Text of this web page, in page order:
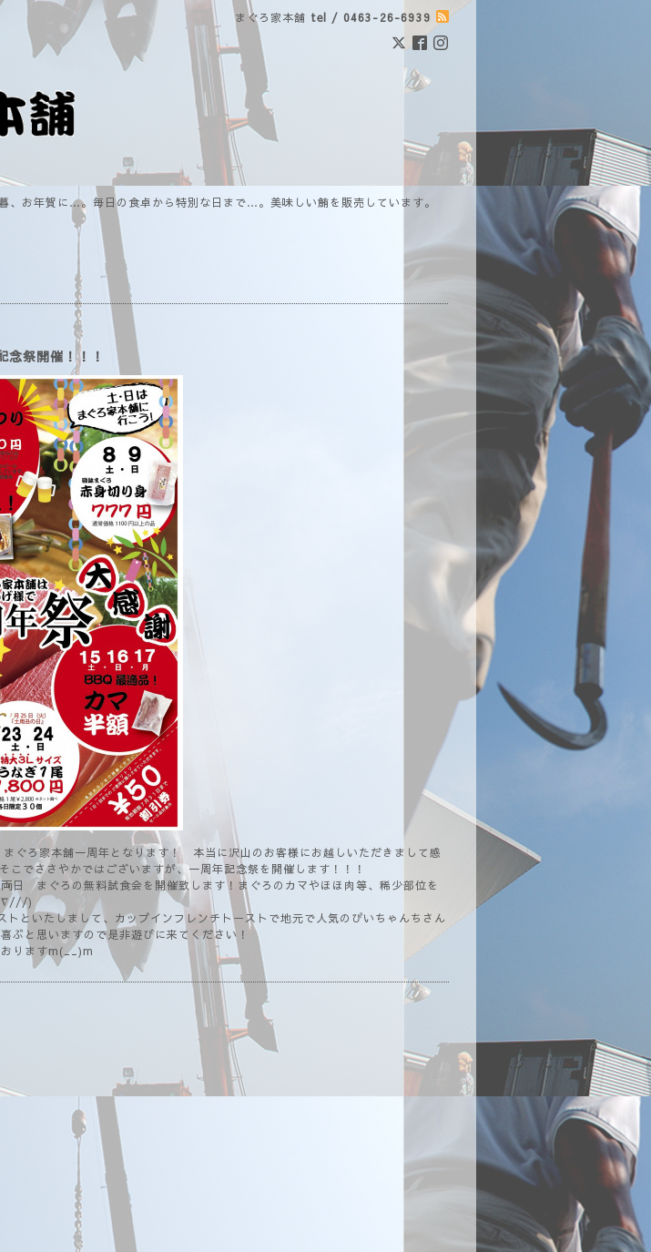
まぐろ家本舗 tel / 0463-26-6939
、お年賀に…。毎日の食卓から特別な日まで…。美味しい鮪を販売しています。
念祭開催！！！
ぐろ家本舗一周年となります！ 本当に沢山のお客様にお越しいただきまして感
でささやかではございますが、一周年記念祭を開催します！！！
日 まぐろの無料試食会を開催致します！まぐろのカマやほほ肉等、稀少部位を
∇///)
トといたしまして、カップインフレンチトーストで地元で人気のぴいちゃんちさん
ぶと思いますので是非遊びに来てください！
りますm(__)m